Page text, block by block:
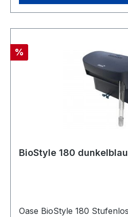
Rabatt
%
BioStyle 180 dunkelblau
Oase BioStyle 180 Stufenlos regulierbare